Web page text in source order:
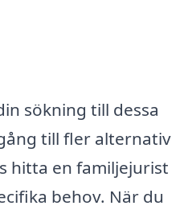
sökning till dessa
till fler alternativ
hitta en familjejurist
behov. När du